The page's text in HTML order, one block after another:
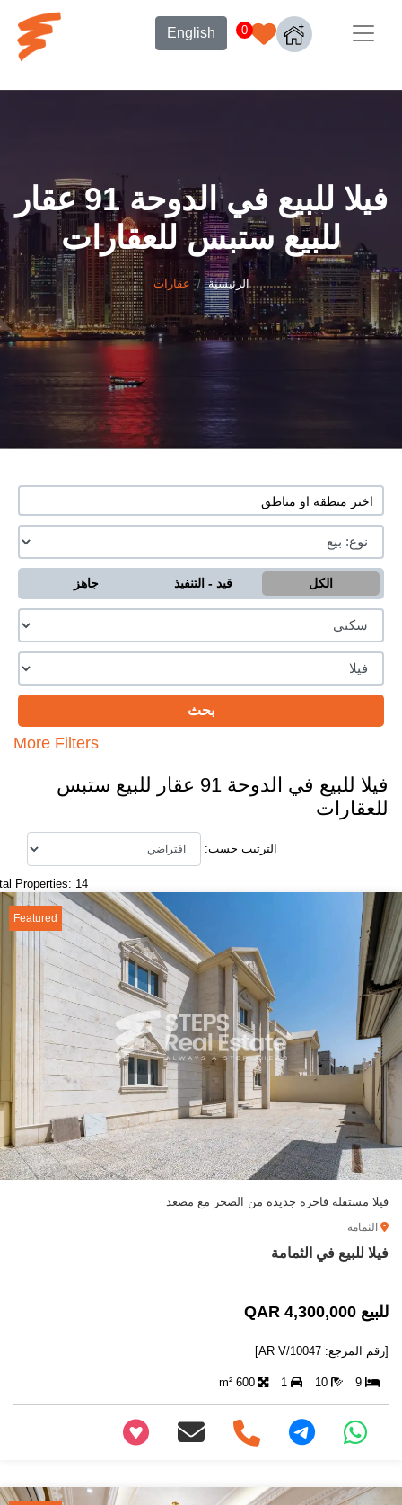
0
English
فيلا للبيع في الدوحة 91 عقار
للبيع ستبس للعقارات
الرئيسية عقارات
الكل قيد - التنفيذ جاهز
More Filters
فيلا للبيع في الدوحة 91 عقار للبيع ستبس
للعقارات
الترتيب حسب:
Properties: 14
Featured
فيلا مستقلة فاخرة جديدة من الصخر مع مصعد
الثمامة
فيلا للبيع في الثمامة
للبيع 4,300,000 QAR
[رقم المرجع: AR V/10047]
9
10
1
600 m²